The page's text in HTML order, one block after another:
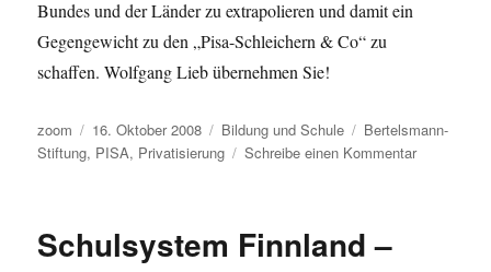
Bundes und der Länder zu extrapolieren und damit ein
Gegengewicht zu den „Pisa-Schleichern & Co“ zu
schaffen. Wolfgang Lieb übernehmen Sie!
Autor
zoom
Veröffentlicht
am
16. Oktober 2008 Kategorien
Bildung und Schule Schlagwörter
Bertelsmann-
Stiftung, PISA, Privatisierung Schreibe einen Kommentarzu
Schulsystem Finnland –